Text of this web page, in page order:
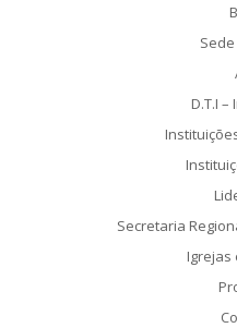
D.T.I
Secretaria
Igrejas